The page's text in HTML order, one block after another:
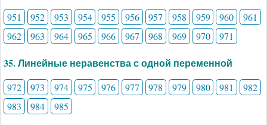
951 952 953 954 955 956 957 958 959 960
961
962
963 964 965 966 967 968 969 970 971
35. Линейные неравенства с одной переменной
972 973 974 975 976 977 978 979 980 981
982
983
984 985